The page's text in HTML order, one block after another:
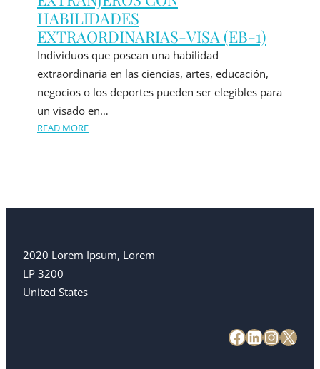
HABILIDADES
EXTRAORDINARIAS-VISA (EB-1)
Individuos que posean una habilidad
extraordinaria en las ciencias, artes, educación,
negocios o los deportes pueden ser elegibles para
un visado en…
READ MORE
2020 Lorem Ipsum, Lorem
LP 3200
United States